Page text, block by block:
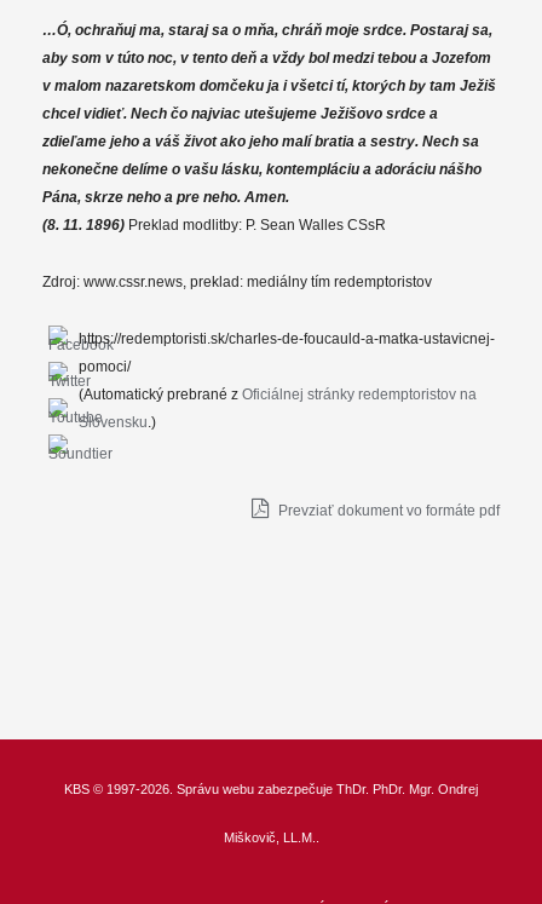
…Ó, ochraňuj ma, staraj sa o mňa, chráň moje srdce. Postaraj sa,
aby som v túto noc, v tento deň a vždy bol medzi tebou a Jozefom
v malom nazaretskom domčeku ja i všetci tí, ktorých by tam Ježiš
chcel vidieť. Nech čo najviac utešujeme Ježišovo srdce a
zdieľame jeho a váš život ako jeho malí bratia a sestry. Nech sa
nekonečne delíme o vašu lásku, kontempláciu a adoráciu nášho
Pána, skrze neho a pre neho. Amen.
(8. 11. 1896) Preklad modlitby: P. Sean Walles CSsR
Zdroj: www.cssr.news, preklad: mediálny tím redemptoristov
https://redemptoristi.sk/charles-de-foucauld-a-matka-ustavicnej-
pomoci/
(Automatický prebrané z Oficiálnej stránky redemptoristov na
Slovensku.)
Prevziať dokument vo formáte pdf
KBS © 1997-2026. Správu webu zabezpečuje ThDr. PhDr. Mgr. Ondrej
Miškovič, LL.M.